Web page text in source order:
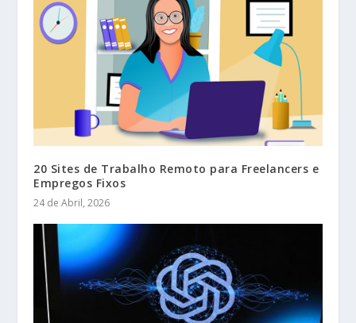
20 Sites de Trabalho Remoto para Freelancers e
Empregos Fixos
24 de Abril, 2026